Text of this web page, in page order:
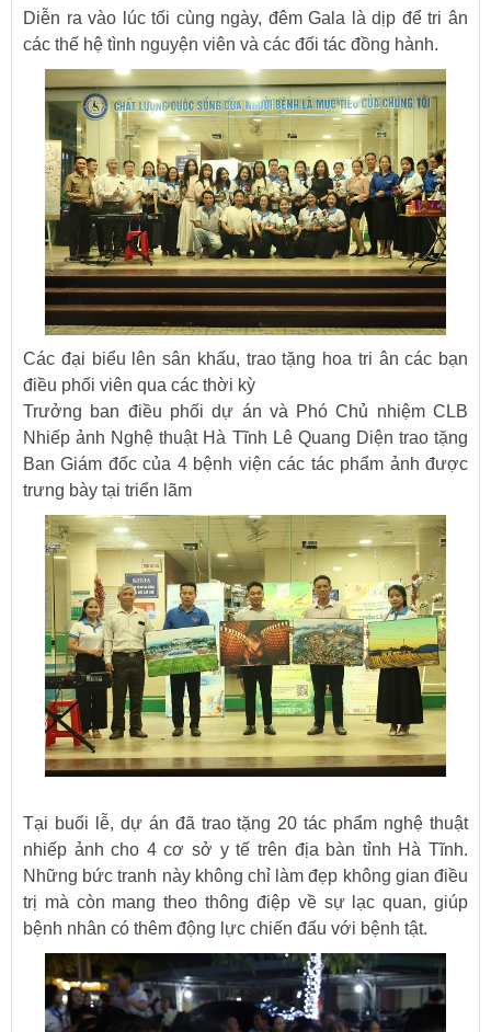
Diễn ra vào lúc tối cùng ngày, đêm Gala là dịp để tri ân
các thế hệ tình nguyện viên và các đối tác đồng hành.
Các đại biểu lên sân khấu, trao tặng hoa tri ân các bạn
điều phối viên qua các thời kỳ
Trưởng ban điều phối dự án và Phó Chủ nhiệm CLB
Nhiếp ảnh Nghệ thuật Hà Tĩnh Lê Quang Diện trao tặng
Ban Giám đốc của 4 bệnh viện các tác phẩm ảnh được
trưng bày tại triển lãm
Tại buổi lễ, dự án đã trao tặng 20 tác phẩm nghệ thuật
nhiếp ảnh cho 4 cơ sở y tế trên địa bàn tỉnh Hà Tĩnh.
Những bức tranh này không chỉ làm đẹp không gian điều
trị mà còn mang theo thông điệp về sự lạc quan, giúp
bệnh nhân có thêm động lực chiến đấu với bệnh tật.